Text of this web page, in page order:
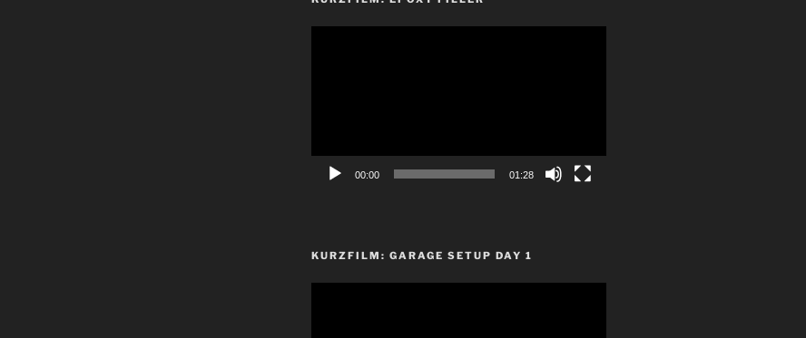
00:00 01:28
KURZFILM: GARAGE SETUP DAY 1